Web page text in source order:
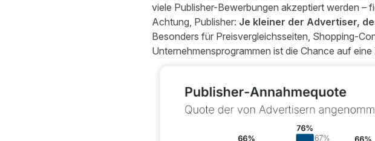
viele Publisher-Bewerbungen akzeptiert werden –
Achtung, Publisher: Je kleiner der Advertiser,
Besonders für Preisvergleichsseiten, Shopping-
Unternehmensprogrammen ist die Chance auf